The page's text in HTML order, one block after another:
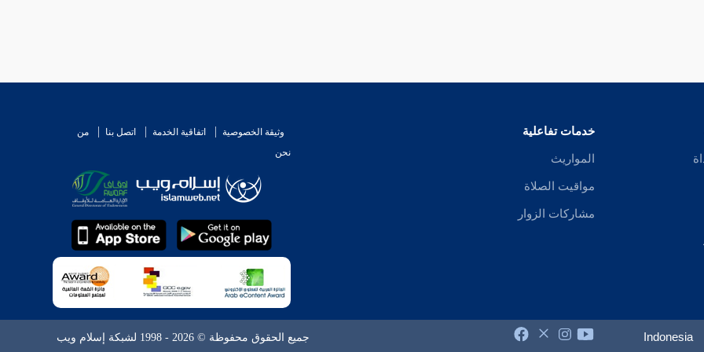
خدمات تفاعلية
المواريث
مواقيت الصلاة
مشاركات الزوار
وثيقة الخصوصية اتفاقية الخدمة اتصل بنا
من
نحن
Indonesia جميع الحقوق محفوظة © 2026 - 1998 لشبكة إسلام ويب